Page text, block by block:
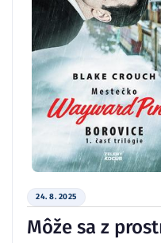
24. 8. 2025
Môže sa z